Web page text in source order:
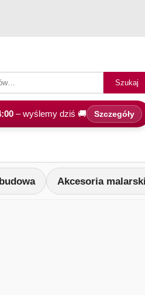
Szukaj
– wyślemy dziś 🚚 Szczegóły
Akcesoria